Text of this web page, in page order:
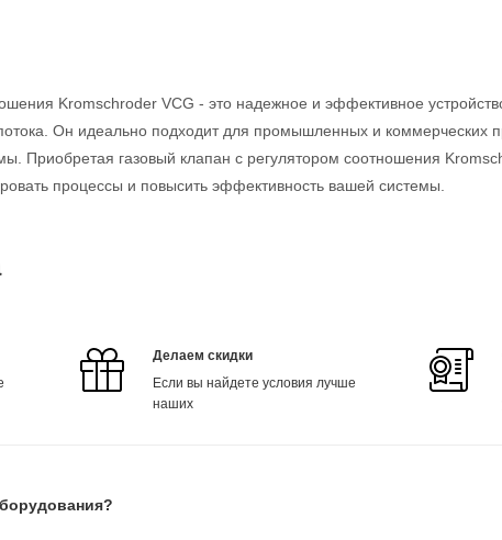
Kromschroder VCG - это надежное и эффективное
Он идеально подходит для промышленных и коммерческих
Приобретая газовый клапан с регулятором соотношения
процессы и повысить эффективность вашей системы.
Делаем скидки
Если вы найдете условия лучше
наших